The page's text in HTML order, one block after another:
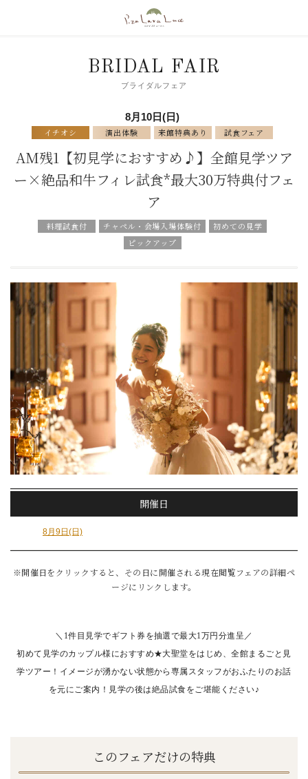
BRIDAL FAIR
ブライダルフェア
8月10日(日)
イチオシ 演出体験 来館特典あり 試食フェア
AM残1【初見学におすすめ♪】全館見学ツア
ー×絶品和牛フィレ試食*最大30万特典付フェ
ア
料理試食付 チャペル・会場入場体験付
初めての見学
ピックアップ
開催日
8月9日(日)
※開催日をクリックすると、その日に開催される現在閲覧フェアの詳細ペ
ージにリンクします。
＼1件目見学でギフト券を抽選で最大1万円分進呈／
初めて見学のカップル様におすすめ★大聖堂をはじめ、全館まるごと見
学ツアー！イメージが湧かない状態から専属スタッフがおふたりのお話
を元にご案内！ 見学の後は絶品試食をご堪能ください♪
このフェアだけの特典